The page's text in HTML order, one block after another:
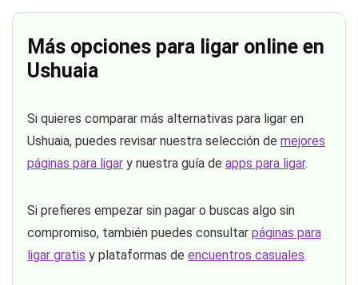
Más opciones para ligar online en
Ushuaia
Si quieres comparar más alternativas para ligar en
Ushuaia, puedes revisar nuestra selección de mejores
páginas para ligar y nuestra guía de apps para ligar.
Si prefieres empezar sin pagar o buscas algo sin
compromiso, también puedes consultar páginas para
ligar gratis y plataformas de encuentros casuales.